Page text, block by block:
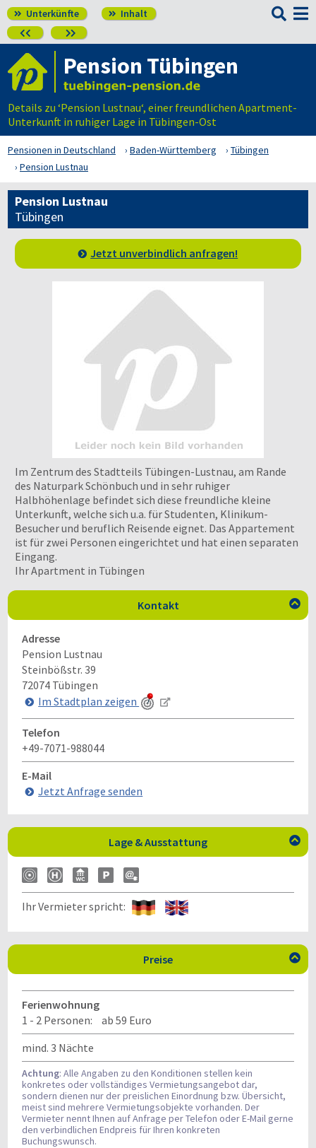
 Unterkünfte  Inhalt
 

Pension Tübingen
Details zu ‘Pension Lustnau‘, einer freundlichen Apartment-
Unterkunft in ruhiger Lage in Tübingen-Ost
Pensionen in Deutschland Baden-Württemberg
Tübingen
Pension Lustnau
Pension Lustnau
Tübingen
Jetzt unverbindlich anfragen!
Im Zentrum des Stadtteils Tübingen-Lustnau, am Rande
des Naturpark Schönbuch und in sehr ruhiger
Halbhöhenlage befindet sich diese freundliche kleine
Unterkunft, welche sich u.a. für Studenten, Klinikum-
Besucher und beruflich Reisende eignet. Das Appartement
ist für zwei Personen eingerichtet und hat einen separaten
Eingang.
Ihr Apartment in Tübingen
Kontakt 
Adresse
Pension Lustnau
Steinbößstr. 39
72074 Tübingen
Im Stadtplan zeigen
Telefon
+49-7071-988044
E-Mail
Jetzt Anfrage senden
Lage & Ausstattung 
Ihr Vermieter spricht:
Preise 
Ferienwohnung
1 - 2 Personen:
ab 59 Euro
mind. 3 Nächte
Achtung: Alle Angaben zu den Konditionen stellen kein
konkretes oder vollständiges Vermietungsangebot dar,
sondern dienen nur der preislichen Einordnung bzw. Übersicht,
meist sind mehrere Vermietungsobjekte vorhanden. Der
Vermieter nennt Ihnen auf Anfrage per Telefon oder E-Mail gerne
den verbindlichen Endpreis für Ihren konkreten
Buchungswunsch.